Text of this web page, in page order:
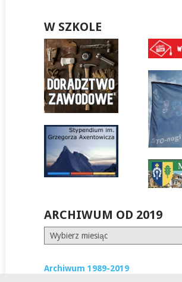
W SZKOLE
ARCHIWUM OD 2019
Archiwum
od
Archiwum 1989-2019